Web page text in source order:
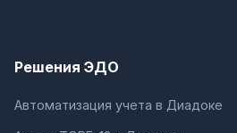
Решения ЭДО
Автоматизация учета в Диадоке